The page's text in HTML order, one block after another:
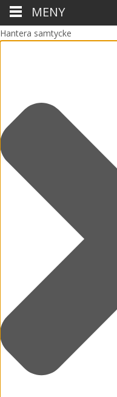
Hantera samtycke
MENY